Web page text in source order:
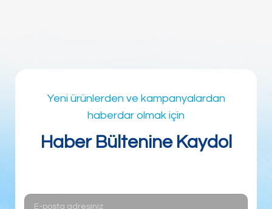
Yeni ürünlerden ve kampanyalardan
haberdar olmak için
Haber Bültenine Kaydol